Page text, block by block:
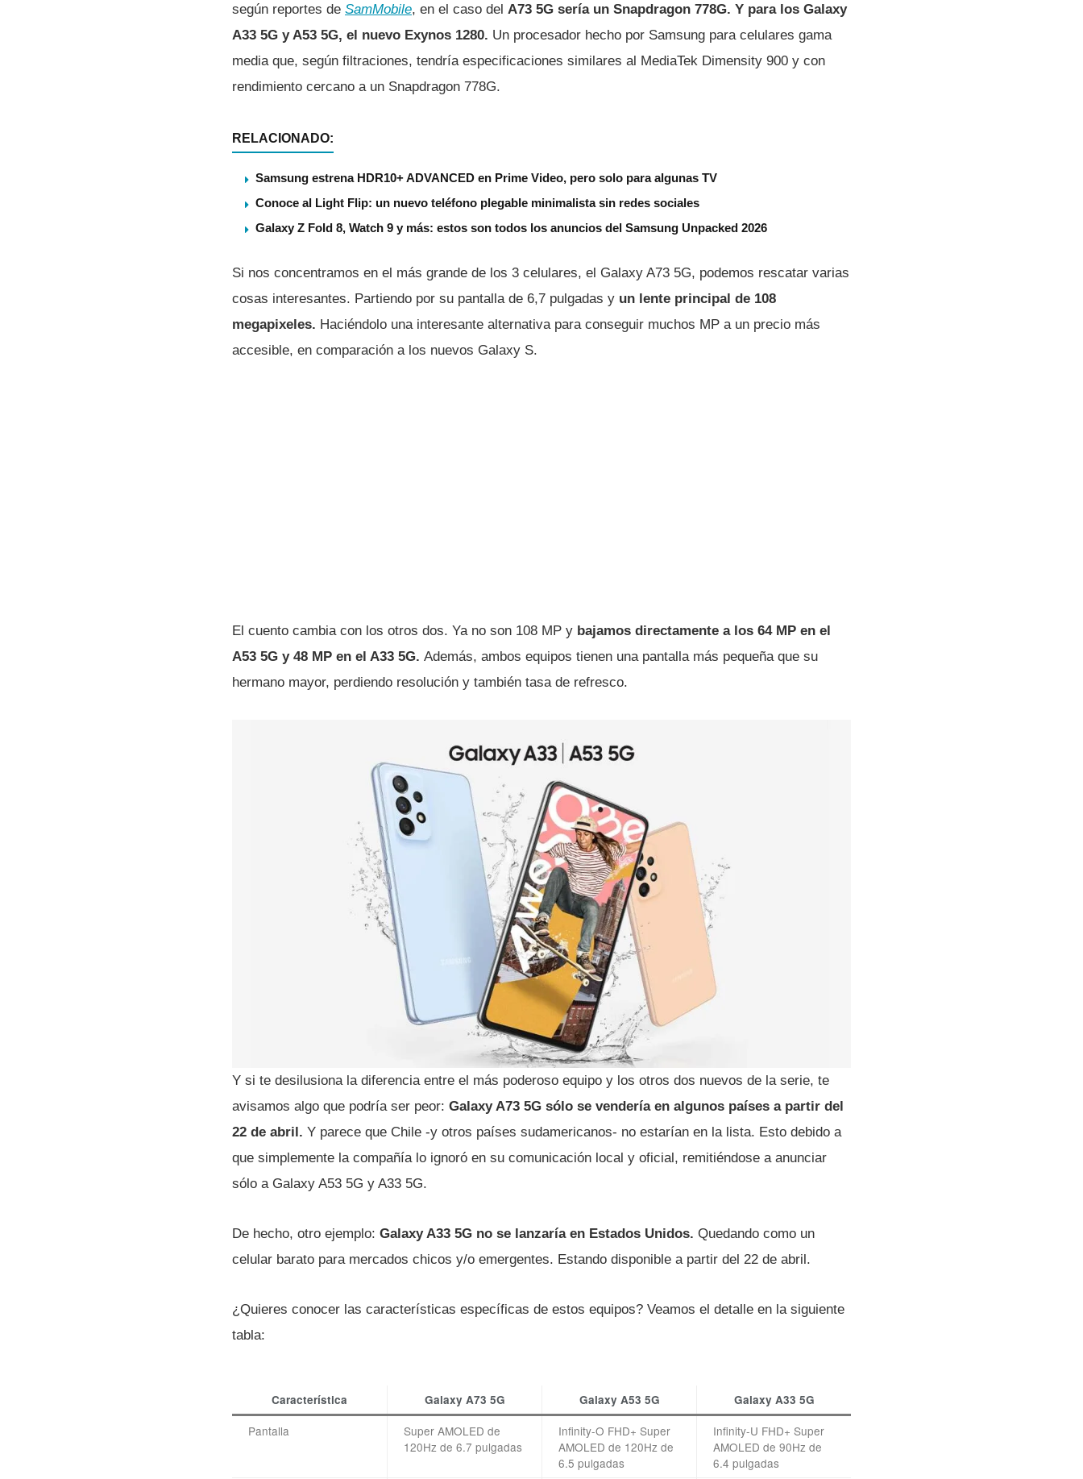
según reportes de SamMobile, en el caso del A73 5G sería un Snapdragon 778G. Y para los Galaxy
A33 5G y A53 5G, el nuevo Exynos 1280. Un procesador hecho por Samsung para celulares gama
media que, según filtraciones, tendría especificaciones similares al MediaTek Dimensity 900 y con
rendimiento cercano a un Snapdragon 778G.
RELACIONADO:
Samsung estrena HDR10+ ADVANCED en Prime Video, pero solo para algunas TV
Conoce al Light Flip: un nuevo teléfono plegable minimalista sin redes sociales
Galaxy Z Fold 8, Watch 9 y más: estos son todos los anuncios del Samsung Unpacked 2026
Si nos concentramos en el más grande de los 3 celulares, el Galaxy A73 5G, podemos rescatar varias
cosas interesantes. Partiendo por su pantalla de 6,7 pulgadas y un lente principal de 108
megapixeles. Haciéndolo una interesante alternativa para conseguir muchos MP a un precio más
accesible, en comparación a los nuevos Galaxy S.
El cuento cambia con los otros dos. Ya no son 108 MP y bajamos directamente a los 64 MP en el
A53 5G y 48 MP en el A33 5G. Además, ambos equipos tienen una pantalla más pequeña que su
hermano mayor, perdiendo resolución y también tasa de refresco.
Y si te desilusiona la diferencia entre el más poderoso equipo y los otros dos nuevos de la serie, te
avisamos algo que podría ser peor: Galaxy A73 5G sólo se vendería en algunos países a partir del
22 de abril. Y parece que Chile -y otros países sudamericanos- no estarían en la lista. Esto debido a
que simplemente la compañía lo ignoró en su comunicación local y oficial, remitiéndose a anunciar
sólo a Galaxy A53 5G y A33 5G.
De hecho, otro ejemplo: Galaxy A33 5G no se lanzaría en Estados Unidos. Quedando como un
celular barato para mercados chicos y/o emergentes. Estando disponible a partir del 22 de abril.
¿Quieres conocer las características específicas de estos equipos? Veamos el detalle en la siguiente
tabla:
Característica Galaxy A73 5G Galaxy A53 5G Galaxy A33 5G
Pantalla
Super AMOLED de
120Hz de 6.7 pulgadas
Infinity-O FHD+ Super
AMOLED de 120Hz de
6.5 pulgadas
Infinity-U FHD+ Super
AMOLED de 90Hz de
6.4 pulgadas